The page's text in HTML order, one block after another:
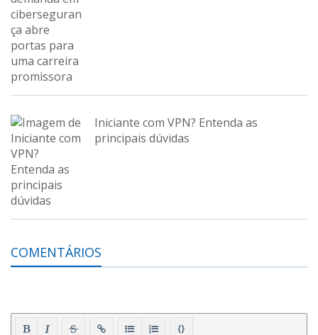
Iniciante com VPN? Entenda as
principais dúvidas
COMENTÁRIOS
{}